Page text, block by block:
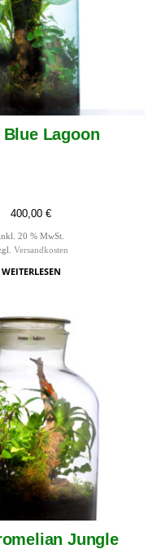
Blue Lagoon
400,00€
20 % MwSt.
Versandkosten
WEITERLESEN
Jungle